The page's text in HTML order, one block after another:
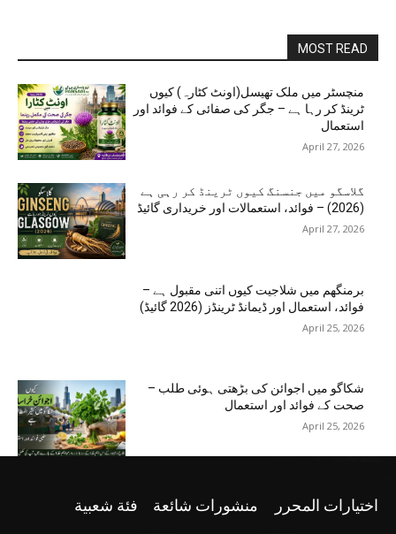
MOST READ
منچسٹر میں ملک تھیسل(اونٹ کٹارہ) کیوں
ٹرینڈ کر رہا ہے – جگر کی صفائی کے فوائد اور
استعمال
April 27, 2026
گلاسگو میں جنسنگ کیوں ٹرینڈ کر رہی ہے
(2026) – فوائد، استعمالات اور خریداری گائیڈ
April 27, 2026
برمنگھم میں شلاجیت کیوں اتنی مقبول ہے –
فوائد، استعمال اور ڈیمانڈ ٹرینڈز (2026 گائیڈ)
April 25, 2026
شکاگو میں اجوائن کی بڑھتی ہوئی طلب –
صحت کے فوائد اور استعمال
April 25, 2026
اختيارات المحرر منشورات شائعة فئة شعبية